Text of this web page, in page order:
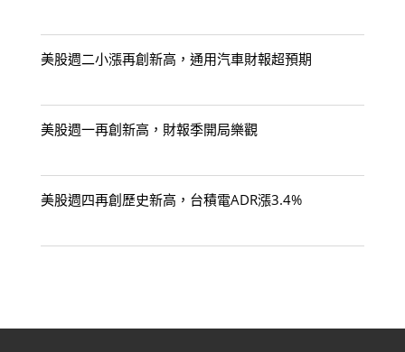
美股週二小漲再創新高，通用汽車財報超預期
美股週一再創新高，財報季開局樂觀
美股週四再創歷史新高，台積電ADR漲3.4%